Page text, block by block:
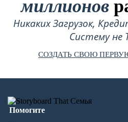
миллионов
Никаких Загрузок,
Систему не
СОЗДАТЬ СВОЮ
Помогите